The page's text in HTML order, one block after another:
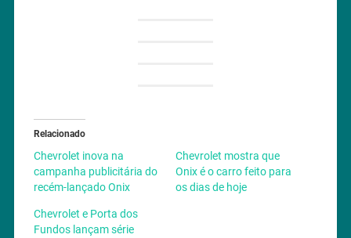
Relacionado
Chevrolet inova na
campanha publicitária do
recém-lançado Onix
Chevrolet mostra que
Onix é o carro feito para
os dias de hoje
Chevrolet e Porta dos
Fundos lançam série